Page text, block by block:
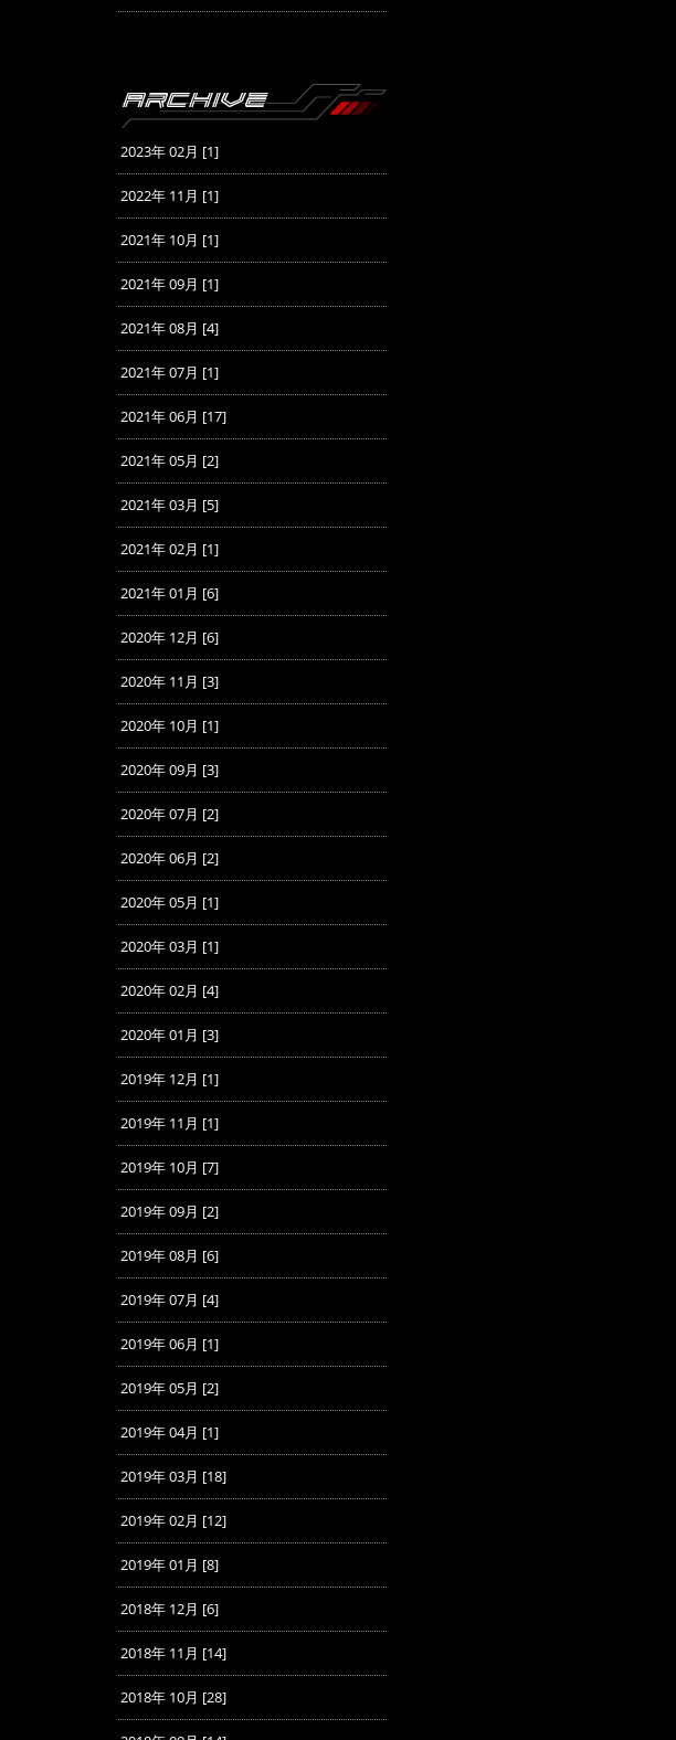
2023年 02月 [1]
2022年 11月 [1]
2021年 10月 [1]
2021年 09月 [1]
2021年 08月 [4]
2021年 07月 [1]
2021年 06月 [17]
2021年 05月 [2]
2021年 03月 [5]
2021年 02月 [1]
2021年 01月 [6]
2020年 12月 [6]
2020年 11月 [3]
2020年 10月 [1]
2020年 09月 [3]
2020年 07月 [2]
2020年 06月 [2]
2020年 05月 [1]
2020年 03月 [1]
2020年 02月 [4]
2020年 01月 [3]
2019年 12月 [1]
2019年 11月 [1]
2019年 10月 [7]
2019年 09月 [2]
2019年 08月 [6]
2019年 07月 [4]
2019年 06月 [1]
2019年 05月 [2]
2019年 04月 [1]
2019年 03月 [18]
2019年 02月 [12]
2019年 01月 [8]
2018年 12月 [6]
2018年 11月 [14]
2018年 10月 [28]